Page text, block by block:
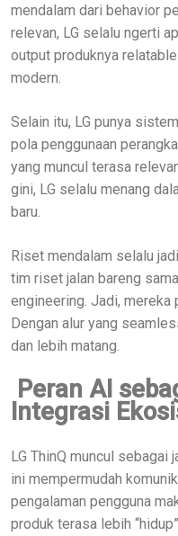
mendalam dari behavior
relevan, LG selalu ngerti
output produknya
modern.
Selain itu, LG punya
pola penggunaan
yang muncul terasa
gini, LG selalu menang
baru.
Riset mendalam selalu
tim riset jalan bareng
engineering. Jadi, mereka
Dengan alur yang
dan lebih matang.
Peran AI
Integrasi
LG ThinQ muncul sebagai
ini mempermudah
pengalaman pengguna
produk terasa lebih